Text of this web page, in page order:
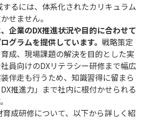
るには、体系化されたカリキュラム
せません。
企業のDX推進状況や目的に合わせて
グラムを提供しています。 戦略策定
成、現場課題の解決を目的とした実
員向けのDXリテラシー研修まで幅広
伴走も行うため、知識習得に留まら
DX推進力」まで社内に根付かせられる
育成研修について、以下から詳しく紹